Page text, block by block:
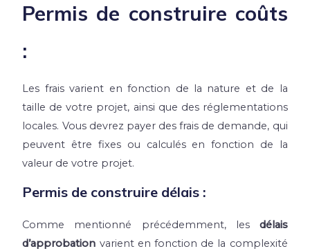
Permis de construire coûts
:
Les fraisvarient en fonction de la nature et de la
taille de votre projet, ainsi que des réglementations
locales. Vous devrez payer des frais de demande, qui
peuvent être fixes ou calculés en fonction de la
valeur de votre projet.
Permis de construire délais :
Comme mentionné précédemment, les délais
d’approbation varient en fonction de la complexité